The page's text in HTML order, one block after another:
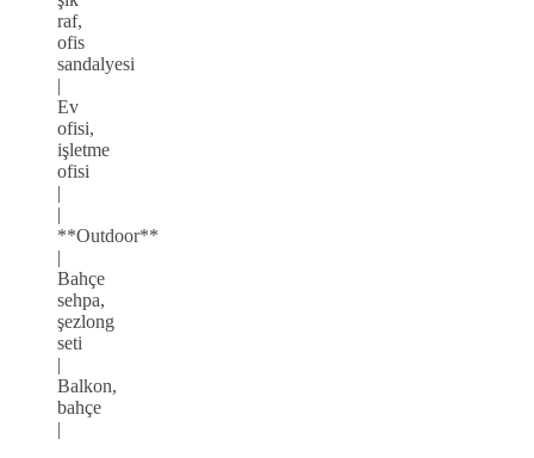
raf,
ofis
sandalyesi
|
Ev
ofisi,
işletme
ofisi
|
|
**Outdoor**
|
Bahçe
sehpa,
şezlong
seti
|
Balkon,
bahçe
|